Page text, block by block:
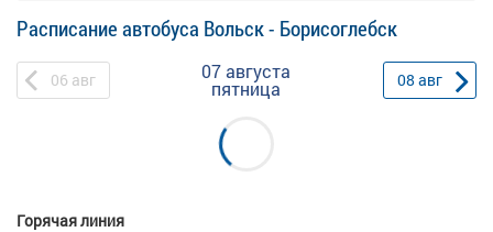
Расписание автобуса Вольск - Борисоглебск
06 авг 07 августа
пятница 08 авг
Горячая линия